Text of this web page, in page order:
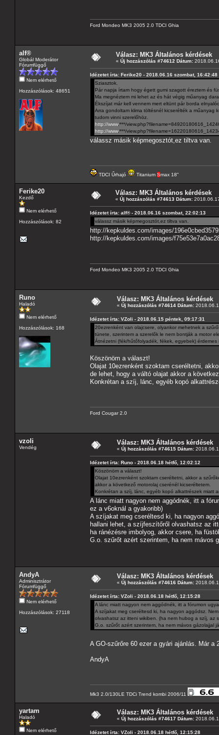
Ford Mondeo MK3 2005 2.0 TDCI Ghia
alf®
Globál Moderátor
Fórumfüggő
Nem elérhető
Hozzászólások: 48651
Válasz: MK3 Általános kérdések
« Új hozzászólás #74612 Dátum:
Idézetet írta: Ferike20 - 2018.06.16 szombat, 16:42:48
Sziasztok.
Pár napja írtam hogy égett gumi szagott éreztem és
Ma megnéztem mi lehet az és hát végig műanyag
Ékszíjat már kell vennem mert eltünt pár borda
Arra gondoltam klima töltésnél kicserélték a
tudom vinni szerelőhöz.
http://www.***/
http://www.***/
válassz másik képmegosztót,ez tiltva van.
TDCI Űrhajó Titanium Smax 18"
Ferike20
Kezdő
Nem elérhető
Hozzászólások: 82
Válasz: MK3 Általános kérdések
« Új hozzászólás #74613 Dátum:
Idézetet írta: alf® - 2018.06.16 szombat, 22:02:13
válassz másik képmegosztót,ez tiltva van.
http://kepkuldes.com/images/
http://kepkuldes.com/images/
Ford Mondeo MK3 2005 2.0 TDCI Ghia
Runo
Haladó
Nem elérhető
Hozzászólások: 168
Válasz: MK3 Általános kérdések
« Új hozzászólás #74614 Dátum:
Idézetet írta: VZoli - 2018.06.15 péntek, 09:17:31
20ezrenként van olajcsere, olyankor mehetnek a
tünete, szerintem a szerelők le nem bontják a motor
Átnézetni (fék/hűtőfolyadék, fékek, egyebek) érdemes
Köszönöm a választ!
Olajat 10ezrenként szoktam cseréltetni,
de lehet, hogy a váltó olajat akkor a
Konkrétan a szíj, lánc, egyéb kopó
Ford Cougar 2.0
vzoli
Vendég
Válasz: MK3 Általános kérdések
« Új hozzászólás #74615 Dátum:
Idézetet írta: Runo - 2018.06.18 hétfő, 12:02:12
Köszönöm a választ!
Olajat 10ezrenként szoktam cseréltetni, akkor a
akkor a következő motorolaj cserénél kicseréltetem.
Konkrétan a szíj, lánc, egyéb kopó alkattrészek miatt
A lánc miatt nagyon nem aggódnék, itt a
ez a v6oknál a gyakoribb)
A szíjakat meg cseréltesd ki, ha nagyon
hallani lehet, a szíjfeszítőről olvashatsz az
ha ránézésre imbolyog, akkor csere, ha
G.o. szűrőt azért szerintem, ha nem mávos
AndyA
Adminisztrátor
Fórumfüggő
Nem elérhető
Hozzászólások: 27118
Válasz: MK3 Általános kérdések
« Új hozzászólás #74616 Dátum:
Idézetet írta: VZoli - 2018.06.18 hétfő, 12:15:28
A lánc miatt nagyon nem aggódnék, itt a fórumon
A szíjakat meg cseréltesd ki, ha nagyon aggódsz.
olvashatsz az itteni wikiben. (ha nem hubog a szíj, az
G.o. szűrőt azért szerintem, ha nem mávos gázolajjal
A GO-szűrőre 60 ezer a gyári ajánlás. Már
AndyA
Mk3 2.0/130LE TDCi Trend kombi 2006/11
yartam
Haladó
Nem elérhető
Válasz: MK3 Általános kérdések
« Új hozzászólás #74617 Dátum:
Idézetet írta: VZoli - 2018.06.18 hétfő, 12:15:28